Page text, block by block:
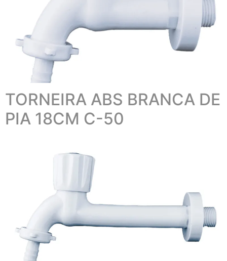
TORNEIRA ABS BRANCA DE
PIA 18CM C-50